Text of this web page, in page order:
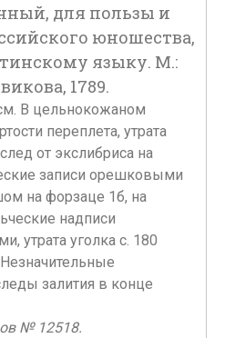
для пользы и
юношества,
языку. М.:
1789.
В цельнокожаном
переплета, утрата
от экслибриса на
записи орешковыми
на форзаце 1б, на
надписи
утрата уголка с. 180
Незначительные
залития в конце
№ 12518.